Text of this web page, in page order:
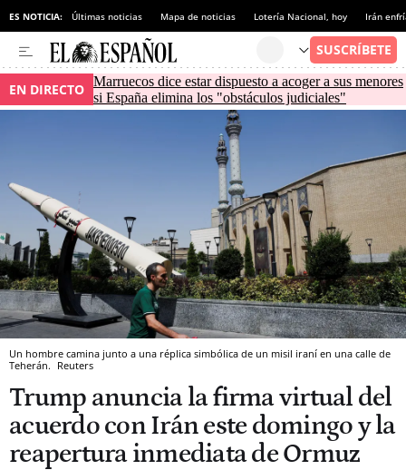
ES NOTICIA: Últimas noticias Mapa de noticias Lotería Nacional, hoy Irán
EN DIRECTO Marruecos dice estar dispuesto a acoger a sus menores
si España elimina los "obstáculos judiciales"
Un hombre camina junto a una réplica simbólica de un misil iraní en una calle de
Teherán. Reuters
Trump anuncia la firma virtual del
acuerdo con Irán este domingo y la
reapertura inmediata de Ormuz